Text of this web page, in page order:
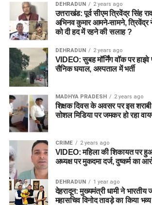
DEHRADUN 2 years ago
उत्तराखंड: पूर्व सीएम त्रिवेंद्र सिंह
अभिनव कुमार आमने-सामने,
को दी हद में रहने की सलाह ?
DEHRADUN 2 years ago
VIDEO: सुबह मॉर्निंग वॉक पर हाइवे
सैनिक घयाल, अस्पताल में भर्ती
MADHYA PRADESH 2 years ago
शिक्षक दिवस के अवसर पर इस शराबी
सोशल मिडिया पर जमकर हो रहा
CRIME 2 years ago
VIDEO: महिला की शिकायत पर
अध्यक्ष पर मुकदमा दर्ज, दुष्कर्म का
DEHRADUN 1 year ago
देहरादून: मुख्यमंत्री धामी ने भारतीय
महासचिव विनोद तावड़े का किया